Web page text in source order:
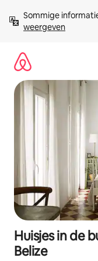
direct
naar
Sommige
weergeven
Huisjes in de
Belize